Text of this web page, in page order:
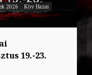
2026
Köv Hazai
19.-23.